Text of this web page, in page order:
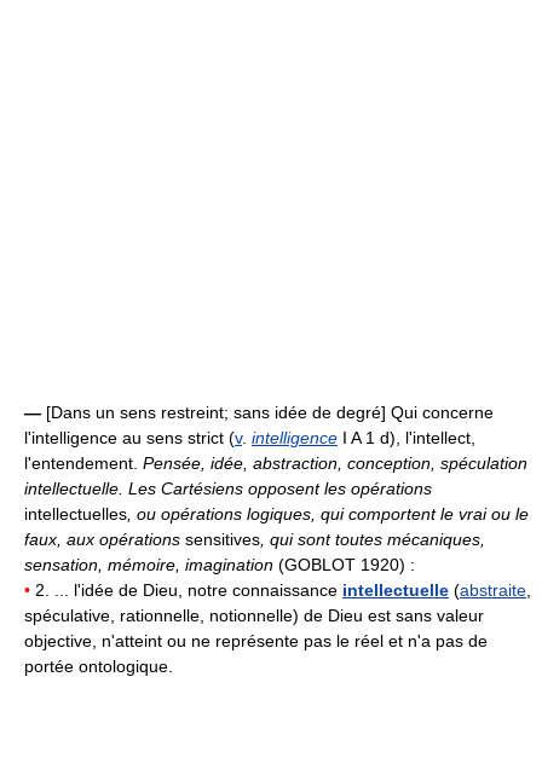
— [Dans un sens restreint; sans idée de degré] Qui concerne
l'intelligence au sens strict (v. intelligence I A 1 d), l'intellect,
l'entendement. Pensée, idée, abstraction, conception, spéculation
intellectuelle. Les Cartésiens opposent les opérations
intellectuelles, ou opérations logiques, qui comportent le vrai ou le
faux, aux opérations sensitives, qui sont toutes mécaniques,
sensation, mémoire, imagination (GOBLOT 1920) :
• 2. ... l'idée de Dieu, notre connaissance intellectuelle (abstraite,
spéculative, rationnelle, notionnelle) de Dieu est sans valeur
objective, n'atteint ou ne représente pas le réel et n'a pas de
portée ontologique.